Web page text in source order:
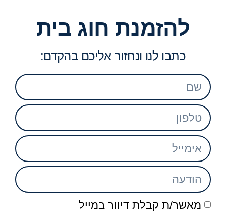
להזמנת חוג בית
כתבו לנו ונחזור אליכם בהקדם:
מאשר/ת קבלת דיוור במייל